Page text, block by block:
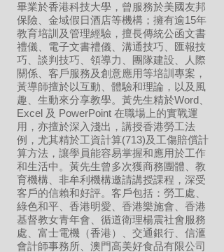
畢業於香港科技大學，曾服務於美國友邦
保險、金域假日酒店等機構；擁有逾15年
教育培訓及管理經驗，擅長傳統公函文書
禮儀、電子文書禮儀、溝通技巧、匯報技
巧、談判技巧、領導力、團隊建設、人際
關係、客戶服務及創意應用等培訓專案，
黃導師擅於以互動、體驗和理論，以及風
趣、生動來分享教學。黃先生精於Word、
Excel 及 PowerPoint 在職場上的實戰運
用，亦擅於深入淺出，講授香港勞工法
例，尤其精於工資計算(713)及工傷賠償計
算方法，讓學員能容易掌握和應用於工作
和生活中。黃先生曾多次獲商務團體、教
育機構、非牟利機構邀請講授課程，深受
客戶的信賴和好評。客戶包括：勞工處、
綠色和平、香港明愛、香港樂施會、香港
基督教女青年會、循道衛理楊震社會服務
處、富士電機（香港）、交通銀行、信滙
會計師事務所、澳門高美好食品有限公司